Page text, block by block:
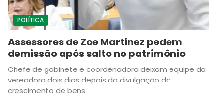
POLÍTICA
Assessores de Zoe Martinez pedem
demissão após salto no patrimônio
Chefe de gabinete e coordenadora deixam equipe da
vereadora dois dias depois da divulgação do
crescimento de bens